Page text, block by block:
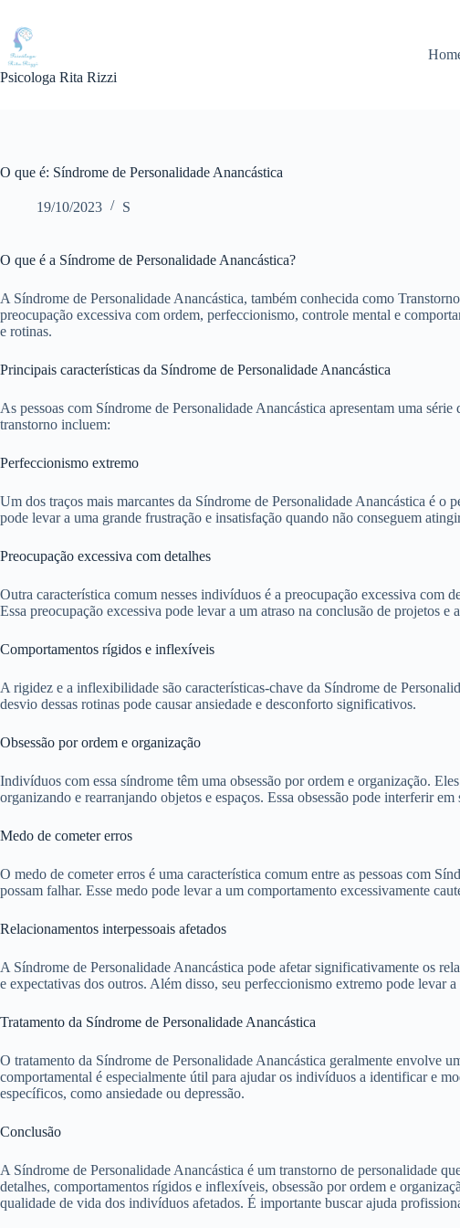
para
conteúdo
Psicologa Rita Rizzi
O que é: Síndrome de Personalidade Anancástica
19/10/2023 S
O que é a Síndrome de Personalidade Anancástica?
A Síndrome de Personalidade Anancástica, também conhecida como
preocupação excessiva com ordem, perfeccionismo, controle mental e
e rotinas.
Principais características da Síndrome de Personalidade Anancástica
As pessoas com Síndrome de Personalidade Anancástica apresentam uma
transtorno incluem:
Perfeccionismo extremo
Um dos traços mais marcantes da Síndrome de Personalidade Anancástica é
pode levar a uma grande frustração e insatisfação quando não conseguem
Preocupação excessiva com detalhes
Outra característica comum nesses indivíduos é a preocupação excessiva com
Essa preocupação excessiva pode levar a um atraso na conclusão de projetos e
Comportamentos rígidos e inflexíveis
A rigidez e a inflexibilidade são características-chave da Síndrome de
desvio dessas rotinas pode causar ansiedade e desconforto significativos.
Obsessão por ordem e organização
Indivíduos com essa síndrome têm uma obsessão por ordem e organização.
organizando e rearranjando objetos e espaços. Essa obsessão pode interferir
Medo de cometer erros
O medo de cometer erros é uma característica comum entre as pessoas com
possam falhar. Esse medo pode levar a um comportamento excessivamente
Relacionamentos interpessoais afetados
A Síndrome de Personalidade Anancástica pode afetar significativamente os
e expectativas dos outros. Além disso, seu perfeccionismo extremo pode levar
Tratamento da Síndrome de Personalidade Anancástica
O tratamento da Síndrome de Personalidade Anancástica geralmente envolve
comportamental é especialmente útil para ajudar os indivíduos a identificar e
específicos, como ansiedade ou depressão.
Conclusão
A Síndrome de Personalidade Anancástica é um transtorno de personalidade
detalhes, comportamentos rígidos e inflexíveis, obsessão por ordem e
qualidade de vida dos indivíduos afetados. É importante buscar ajuda